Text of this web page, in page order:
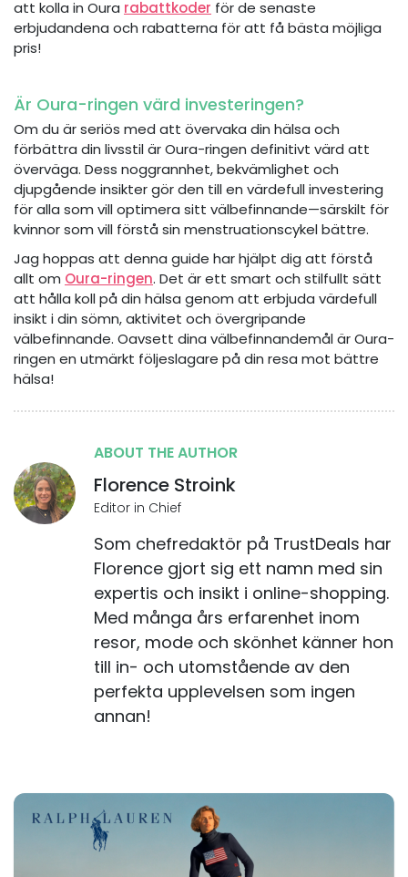
att kolla in Oura rabattkoder för de senaste
erbjudandena och rabatterna för att få bästa möjliga
pris!
Är Oura-ringen värd investeringen?
Om du är seriös med att övervaka din hälsa och
förbättra din livsstil är Oura-ringen definitivt värd att
överväga. Dess noggrannhet, bekvämlighet och
djupgående insikter gör den till en värdefull investering
för alla som vill optimera sitt välbefinnande—särskilt för
kvinnor som vill förstå sin menstruationscykel bättre.
Jag hoppas att denna guide har hjälpt dig att förstå
allt om Oura-ringen. Det är ett smart och stilfullt sätt
att hålla koll på din hälsa genom att erbjuda värdefull
insikt i din sömn, aktivitet och övergripande
välbefinnande. Oavsett dina välbefinnandemål är Oura-
ringen en utmärkt följeslagare på din resa mot bättre
hälsa!
ABOUT THE AUTHOR
Florence Stroink
Editor in Chief
Som chefredaktör på TrustDeals har
Florence gjort sig ett namn med sin
expertis och insikt i online-shopping.
Med många års erfarenhet inom
resor, mode och skönhet känner hon
till in- och utomstående av den
perfekta upplevelsen som ingen
annan!